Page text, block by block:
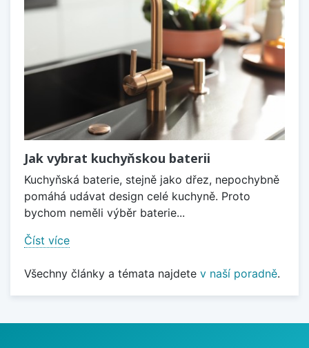
Jak vybrat kuchyňskou baterii
Kuchyňská baterie, stejně jako dřez, nepochybně
pomáhá udávat design celé kuchyně. Proto
bychom neměli výběr baterie...
Číst více
Všechny články a témata najdete v naší poradně.